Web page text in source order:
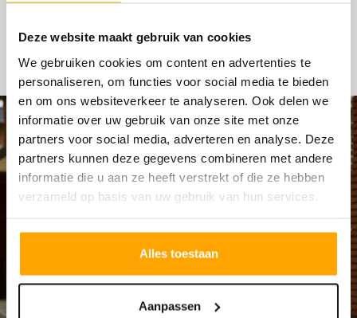
Deze website maakt gebruik van cookies
We gebruiken cookies om content en advertenties te
personaliseren, om functies voor social media te bieden
en om ons websiteverkeer te analyseren. Ook delen we
informatie over uw gebruik van onze site met onze
partners voor social media, adverteren en analyse. Deze
partners kunnen deze gegevens combineren met andere
informatie die u aan ze heeft verstrekt of die ze hebben
verzameld op basis van uw gebruik van hun services.
Alles toestaan
Aanpassen